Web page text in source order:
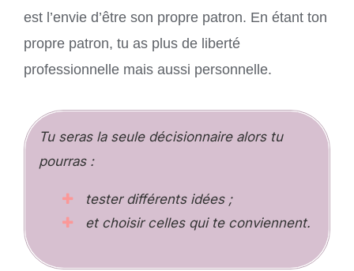
est l’envie d’être son propre patron. En étant ton
propre patron, tu as plus de liberté
professionnelle mais aussi personnelle.
Tu seras la seule décisionnaire alors tu
pourras :
tester différents idées ;
et choisir celles qui te conviennent.